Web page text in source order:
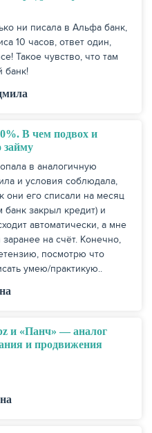
ни писала в Альфа банк,
10 часов, ответ один,
Такое чувство, что там
банк!
В чем подвох и
займу
в аналогичную
и условия соблюдала,
они его списали на месяц
закрыл кредит) и
автоматически, а мне
на счёт. Конечно,
посмотрю что
умею/практикую..
и «Панч» — аналог
и продвижения